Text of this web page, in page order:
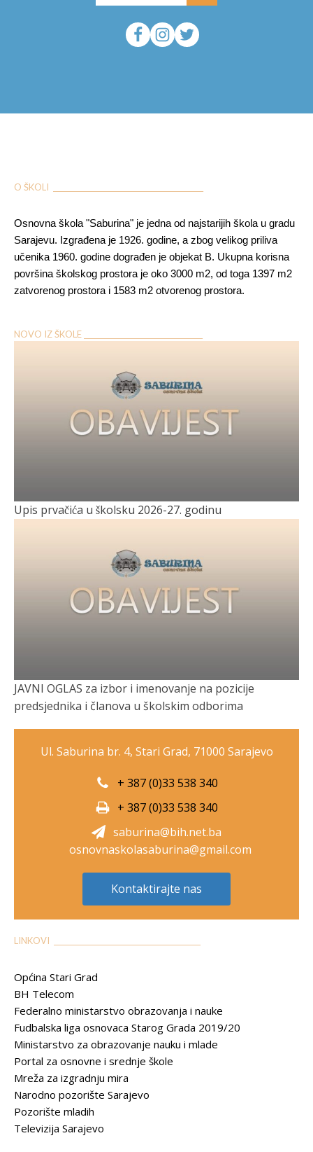
O ŠKOLI ___________________________________________
Osnovna škola "Saburina" je jedna od najstarijih škola u gradu
Sarajevu. Izgrađena je 1926. godine, a zbog velikog priliva
učenika 1960. godine dograđen je objekat B. Ukupna korisna
površina školskog prostora je oko 3000 m2, od toga 1397 m2
zatvorenog prostora i 1583 m2 otvorenog prostora.
NOVO IZ ŠKOLE __________________________________
Upis prvačića u školsku 2026-27. godinu
JAVNI OGLAS za izbor i imenovanje na pozicije
predsjednika i članova u školskim odborima
Ul. Saburina br. 4, Stari Grad, 71000 Sarajevo
+ 387 (0)33 538 340
+ 387 (0)33 538 340
saburina@bih.net.ba
osnovnaskolasaburina@gmail.com
Kontaktirajte nas
LINKOVI __________________________________________
Općina Stari Grad
BH Telecom
Federalno ministarstvo obrazovanja i nauke
Fudbalska liga osnovaca Starog Grada 2019/20
Ministarstvo za obrazovanje nauku i mlade
Portal za osnovne i srednje škole
Mreža za izgradnju mira
Narodno pozorište Sarajevo
Pozorište mladih
Televizija Sarajevo